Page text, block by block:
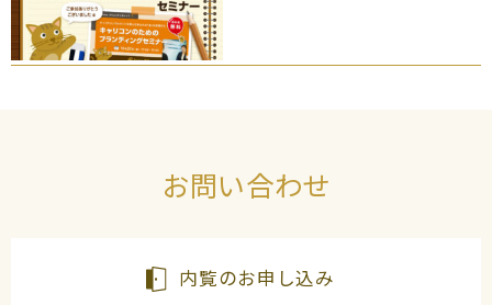
お問い合わせ
内覧のお申し込み